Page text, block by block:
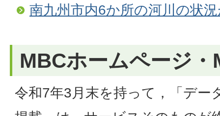
南九州市内6か所の河川の状
MBCホームページ
令和7年3月末を持って，「デー